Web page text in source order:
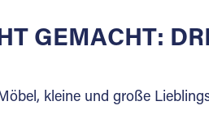
für die Einlagerung von
GEMACHT:
kleine und große